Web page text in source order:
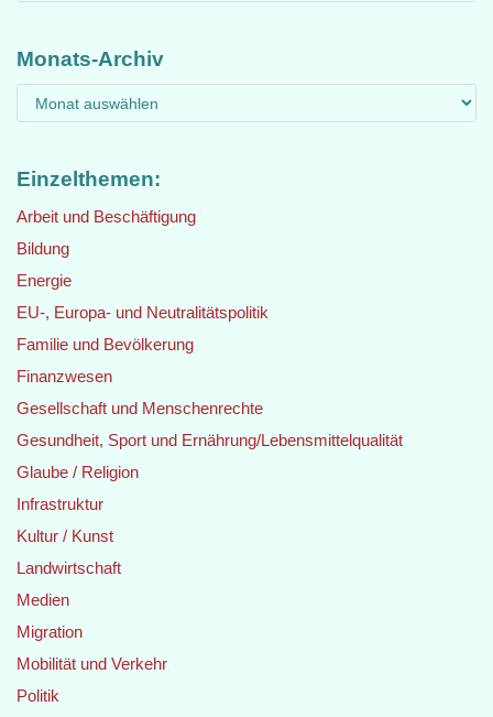
Monats-Archiv
Einzelthemen:
Arbeit und Beschäftigung
Bildung
Energie
EU-, Europa- und Neutralitätspolitik
Familie und Bevölkerung
Finanzwesen
Gesellschaft und Menschenrechte
Gesundheit, Sport und Ernährung/Lebensmittelqualität
Glaube / Religion
Infrastruktur
Kultur / Kunst
Landwirtschaft
Medien
Migration
Mobilität und Verkehr
Politik